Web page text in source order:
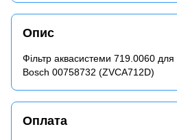
Опис
Фільтр аквасистеми 719.0060
Bosch 00758732 (ZVCA712D)
Оплата